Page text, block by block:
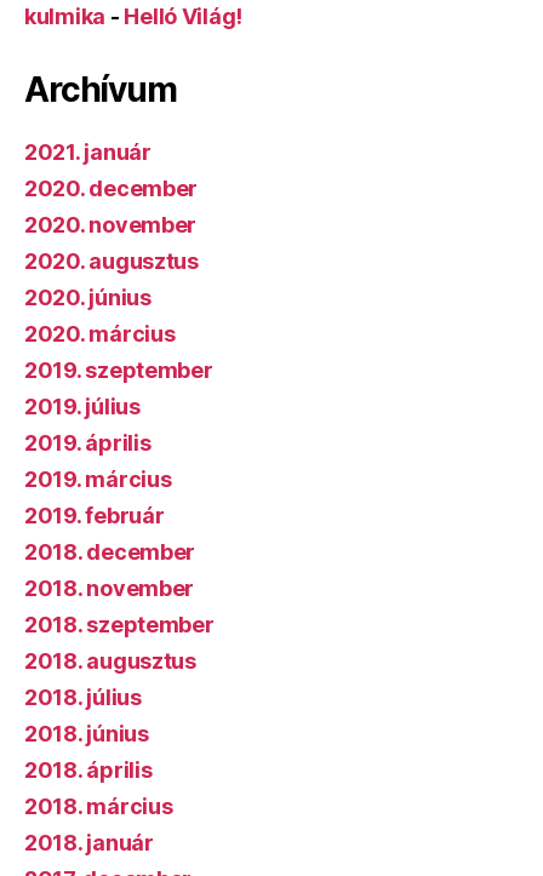
kulmika - Helló Világ!
Archívum
2021. január
2020. december
2020. november
2020. augusztus
2020. június
2020. március
2019. szeptember
2019. július
2019. április
2019. március
2019. február
2018. december
2018. november
2018. szeptember
2018. augusztus
2018. július
2018. június
2018. április
2018. március
2018. január